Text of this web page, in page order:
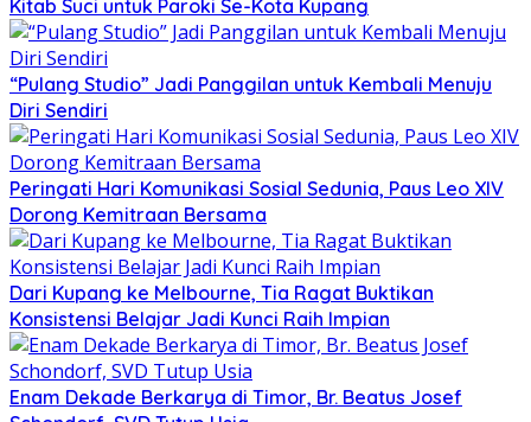
Kitab Suci untuk Paroki Se-Kota Kupang
“Pulang Studio” Jadi Panggilan untuk Kembali Menuju
Diri Sendiri
Peringati Hari Komunikasi Sosial Sedunia, Paus Leo XIV
Dorong Kemitraan Bersama
Dari Kupang ke Melbourne, Tia Ragat Buktikan
Konsistensi Belajar Jadi Kunci Raih Impian
Enam Dekade Berkarya di Timor, Br. Beatus Josef